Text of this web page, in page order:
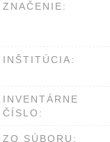
ZNAČENIE:
INŠTITÚCIA:
INVENTÁRNE
ČÍSLO:
ZO SÚBORU: